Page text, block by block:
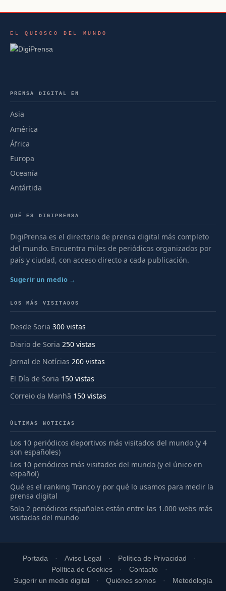
EL QUIOSCO DEL MUNDO
PRENSA DIGITAL EN
Asia
América
África
Europa
Oceanía
Antártida
QUÉ ES DIGIPRENSA
DigiPrensa es el directorio de prensa digital más completo
del mundo. Encuentra miles de periódicos organizados por
país y ciudad, con acceso directo a cada publicación.
Sugerir un medio →
LOS MÁS VISITADOS
Desde Soria 300 vistas
Diario de Soria 250 vistas
Jornal de Notícias 200 vistas
El Día de Soria 150 vistas
Correio da Manhã 150 vistas
ÚLTIMAS NOTICIAS
Los 10 periódicos deportivos más visitados del mundo (y 4
son españoles)
Los 10 periódicos más visitados del mundo (y el único en
español)
Qué es el ranking Tranco y por qué lo usamos para medir la
prensa digital
Solo 2 periódicos españoles están entre las 1.000 webs más
visitadas del mundo
Portada Aviso Legal
Política de Privacidad
Política de Cookies
Contacto
Sugerir un medio digital
Quiénes somos Metodología